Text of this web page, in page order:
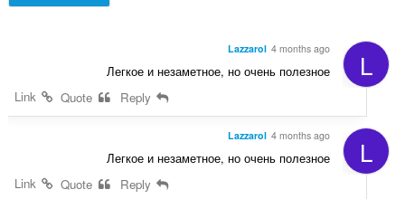
L
Lazzarol 4 months ago
Легкое и незаметное, но очень полезное
Link
L
Lazzarol 4 months ago
Легкое и незаметное, но очень полезное
Link